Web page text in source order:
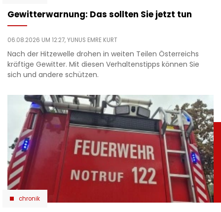
Gewitterwarnung: Das sollten Sie jetzt tun
06.08.2026 UM 12:27,YUNUS EMRE KURT
Nach der Hitzewelle drohen in weiten Teilen Österreichs
kräftige Gewitter. Mit diesen Verhaltenstipps können Sie
sich und andere schützen.
chronik